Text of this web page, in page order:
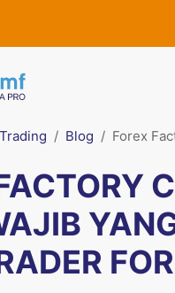
Blog Forex